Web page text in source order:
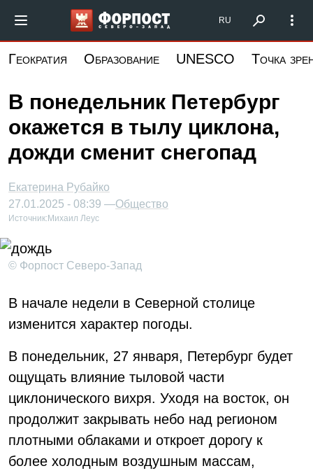
основному
Форпост Северо-Запад
RU
Геократия Образование UNESCO Точка
В понедельник Петербург
окажется в тылу циклона,
дожди сменит снегопад
Екатерина Рубайко
27.01.2025 - 08:39 —Общество
Источник: Михаил Леус
© Форпост Северо-Запад
В начале недели в Северной столице
изменится характер погоды.
В понедельник, 27 января, Петербург будет
ощущать влияние тыловой части
циклонического вихря. Уходя на восток, он
продолжит закрывать небо над регионом
плотными облаками и откроет дорогу к
более холодным воздушным массам,